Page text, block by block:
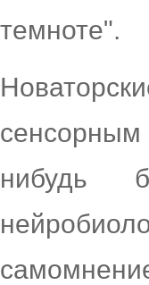
темноте".
нибудь